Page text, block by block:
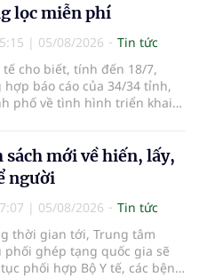
lọc miễn phí
| 05/08/2026
Tin tức
tế cho biết, tính đến 18/7,
hợp báo cáo của 34/34 tỉnh,
phố về tình hình triển khai
32.286.360 người, chiếm gần
dân số cả nước đã được khám
định kỳ năm nay.
mới về hiến, lấy,
người
| 05/08/2026
Tin tức
thời gian tới, Trung tâm
phối ghép tạng quốc gia sẽ
phối hợp Bộ Y tế, các bệnh